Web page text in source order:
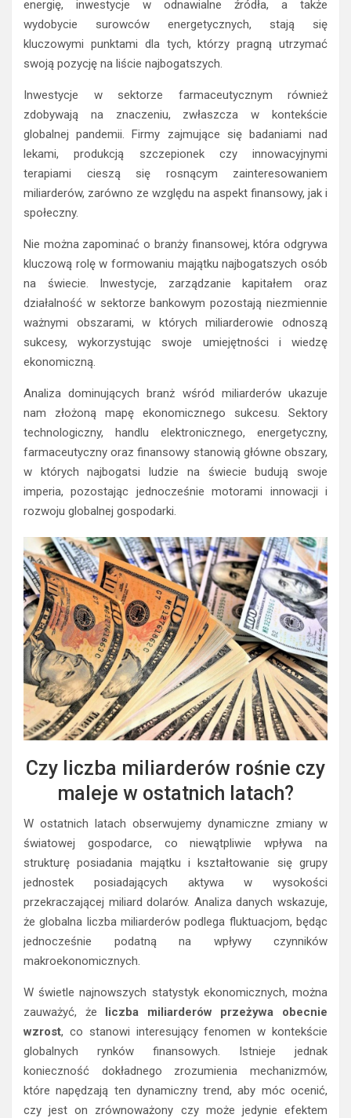
energię, inwestycje w odnawialne źródła, a także
wydobycie surowców energetycznych, stają się
kluczowymi punktami dla tych, którzy pragną utrzymać
swoją pozycję na liście najbogatszych.
Inwestycje w sektorze farmaceutycznym również
zdobywają na znaczeniu, zwłaszcza w kontekście
globalnej pandemii. Firmy zajmujące się badaniami nad
lekami, produkcją szczepionek czy innowacyjnymi
terapiami cieszą się rosnącym zainteresowaniem
miliarderów, zarówno ze względu na aspekt finansowy, jak i
społeczny.
Nie można zapominać o branży finansowej, która odgrywa
kluczową rolę w formowaniu majątku najbogatszych osób
na świecie. Inwestycje, zarządzanie kapitałem oraz
działalność w sektorze bankowym pozostają niezmiennie
ważnymi obszarami, w których miliarderowie odnoszą
sukcesy, wykorzystując swoje umiejętności i wiedzę
ekonomiczną.
Analiza dominujących branż wśród miliarderów ukazuje
nam złożoną mapę ekonomicznego sukcesu. Sektory
technologiczny, handlu elektronicznego, energetyczny,
farmaceutyczny oraz finansowy stanowią główne obszary,
w których najbogatsi ludzie na świecie budują swoje
imperia, pozostając jednocześnie motorami innowacji i
rozwoju globalnej gospodarki.
Czy liczba miliarderów rośnie czy
maleje w ostatnich latach?
W ostatnich latach obserwujemy dynamiczne zmiany w
światowej gospodarce, co niewątpliwie wpływa na
strukturę posiadania majątku i kształtowanie się grupy
jednostek posiadających aktywa w wysokości
przekraczającej miliard dolarów. Analiza danych wskazuje,
że globalna liczba miliarderów podlega fluktuacjom, będąc
jednocześnie podatną na wpływy czynników
makroekonomicznych.
W świetle najnowszych statystyk ekonomicznych, można
zauważyć, że liczba miliarderów przeżywa obecnie
wzrost, co stanowi interesujący fenomen w kontekście
globalnych rynków finansowych. Istnieje jednak
konieczność dokładnego zrozumienia mechanizmów,
które napędzają ten dynamiczny trend, aby móc ocenić,
czy jest on zrównoważony czy może jedynie efektem